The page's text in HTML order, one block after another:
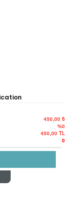
450,00 ₺
%0
450,00 TL
0